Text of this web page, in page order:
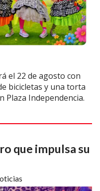
el 22 de agosto con
bicicletas y una torta
Plaza Independencia.
que impulsa su